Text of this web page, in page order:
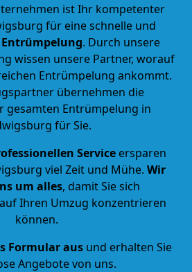
ist Ihr kompetenter
für eine schnelle und
. Durch unsere
wissen unsere Partner, worauf
Entrümpelung ankommt.
übernehmen die
gesamten Entrümpelung in
für Sie.
Service ersparen
viel Zeit und Mühe. Wir
um alles, damit Sie sich
Ihren Umzug konzentrieren
können.
Formular ausund erhalten Sie
Angebote von uns.